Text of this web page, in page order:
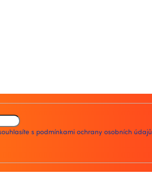
s podmínkami ochrany osobních údajů